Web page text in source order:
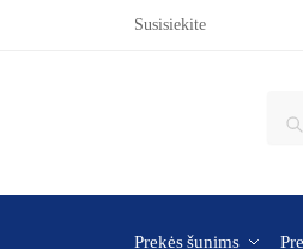
Skip to navigationSusisiekite
Prekės šunims